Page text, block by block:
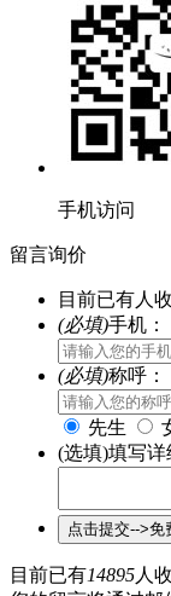
手机访问
留言询价
目前已有人
(必填)手机：
(必填)称呼：
先生
(选填)填写
目前已有14895人